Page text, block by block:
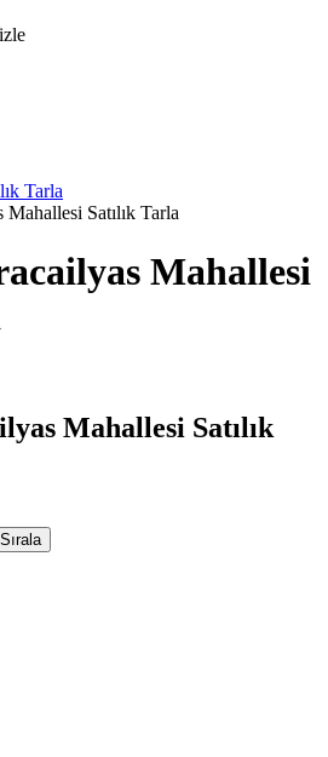
Tarla
Satılık Tarla
Mahallesi
Mahallesi Satılık
Sırala